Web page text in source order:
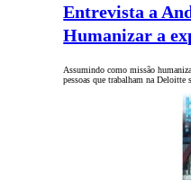
Entrevista a
Humanizar a
Assumindo como missão
pessoas que trabalham na